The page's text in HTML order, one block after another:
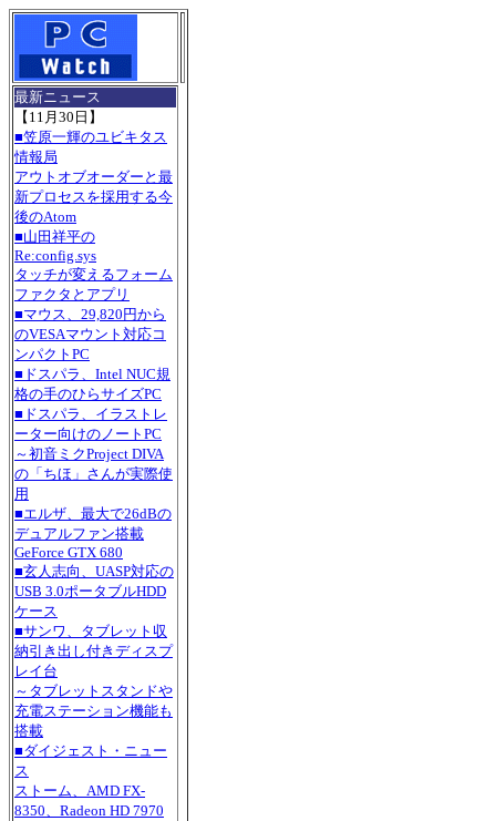
最新ニュース
【11月30日】
■笠原一輝のユビキタス
情報局
アウトオブオーダーと最
新プロセスを採用する今
後のAtom
■山田祥平の
Re:config.sys
タッチが変えるフォーム
ファクタとアプリ
■マウス、29,820円から
のVESAマウント対応コ
ンパクトPC
■ドスパラ、Intel NUC規
格の手のひらサイズPC
■ドスパラ、イラストレ
ーター向けのノートPC
～初音ミクProject DIVA
の「ちほ」さんが実際使
用
■エルザ、最大で26dBの
デュアルファン搭載
GeForce GTX 680
■玄人志向、UASP対応の
USB 3.0ポータブルHDD
ケース
■サンワ、タブレット収
納引き出し付きディスプ
レイ台
～タブレットスタンドや
充電ステーション機能も
搭載
■ダイジェスト・ニュー
ス
ストーム、AMD FX-
8350、Radeon HD 7970